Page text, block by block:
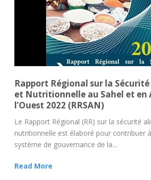
Rapport Régional sur la
et Nutritionnelle au Sahel et en
l’Ouest 2022 (RRSAN)
Le Rapport Régional (RR) sur la sécurité
nutritionnelle est élaboré pour contribuer
système de gouvernance de la...
Read More